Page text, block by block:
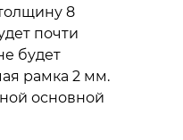
8
почти
будет
рамка 2 мм.
основной